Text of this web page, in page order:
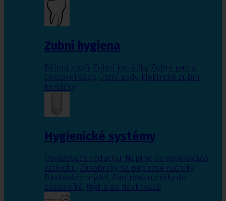
Zubní hygiena
Bělení zubů, Zubní kartáčky, Zubní pasty,
Cestovní sady, Ústní vody, Elektrické zubní
kartáčky
Hygienické systémy
Osvěžovače vzduchu, Náplně do osvěžovačů
vzduchu, Zásobníky na papírové ručníky,
Dávkováče mýdel, Papírové ručníky do
zásobníků, Mýdla do dávkovačů